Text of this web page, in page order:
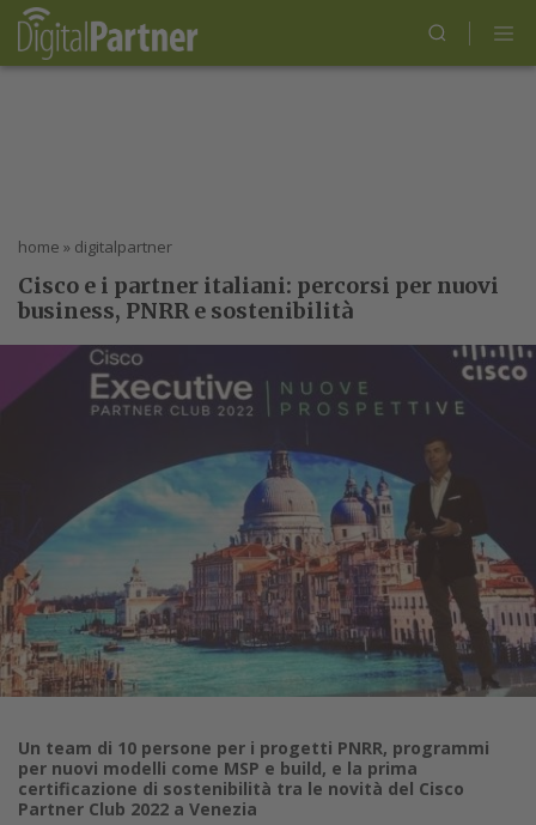
home » digitalpartner
Cisco e i partner italiani: percorsi per nuovi
business, PNRR e sostenibilità
Un team di 10 persone per i progetti PNRR, programmi
per nuovi modelli come MSP e build, e la prima
certificazione di sostenibilità tra le novità del Cisco
Partner Club 2022 a Venezia